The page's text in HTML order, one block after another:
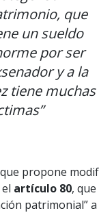
que
un sueldo
por ser
y a la
tiene muchas
propone
artículo 80,
patrimonial” a